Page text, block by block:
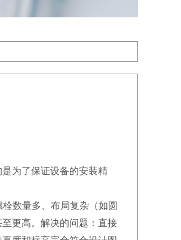
为了保证设备的安装精
数量多、布局复杂（如圆
更高。解决的问题：直接